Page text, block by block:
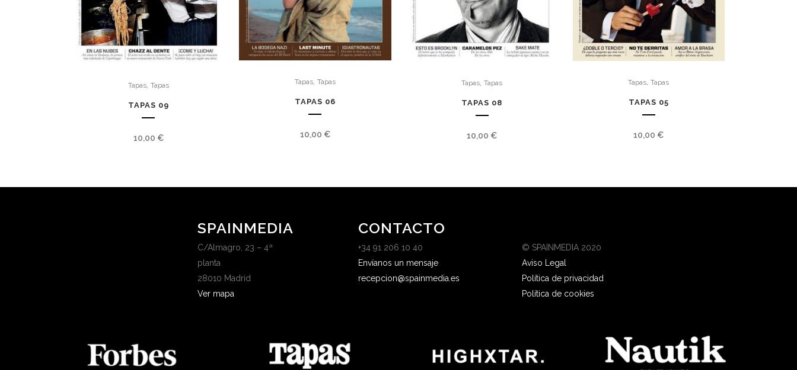
Tapas, Tapas
TAPAS 09
10,00 €
Tapas, Tapas
TAPAS 06
10,00 €
Tapas,Tapas
TAPAS 08
10,00 €
Tapas ,Tapas
TAPAS 05
10,00 €
SPAINMEDIA
C/Almagro, 23 – 4ª
planta
28010 Madrid
Ver mapa
CONTACTO
+34 91 206 10 40
Envíanos un mensaje
recepcion@spainmedia.es
© SPAINMEDIA 2020
Aviso Legal
Política de privacidad
Política de cookies